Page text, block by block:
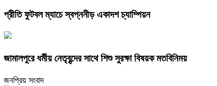
প্রীতি ফুটবল ম্যাচে স্বপ্ননীড় একাদশ চ্যাম্পিয়ন
জামালপুরে ধর্মীয় নেতৃবৃন্দের সাথে শিশু সুরক্ষা বিষয়ক মতবিনিময়
জনপ্রিয় সংবাদ